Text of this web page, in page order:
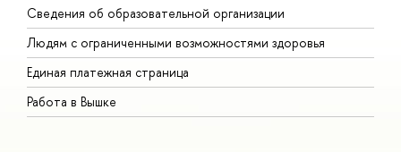
Сведения об образовательной организации
Людям с ограниченными возможностями здоровья
Единая платежная страница
Работа в Вышке